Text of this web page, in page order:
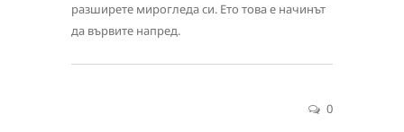
разширете мирогледа си. Ето това е начинът
да вървите напред.
0